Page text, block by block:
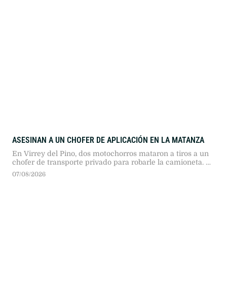
ASESINAN A UN CHOFER DE APLICACIÓN EN LA MATANZA
En Virrey del Pino, dos motochorros mataron a tiros a un
chofer de transporte privado para robarle la camioneta. La
pasajera logró resguardarse durante el ataque y el fiscal
07/08/2026